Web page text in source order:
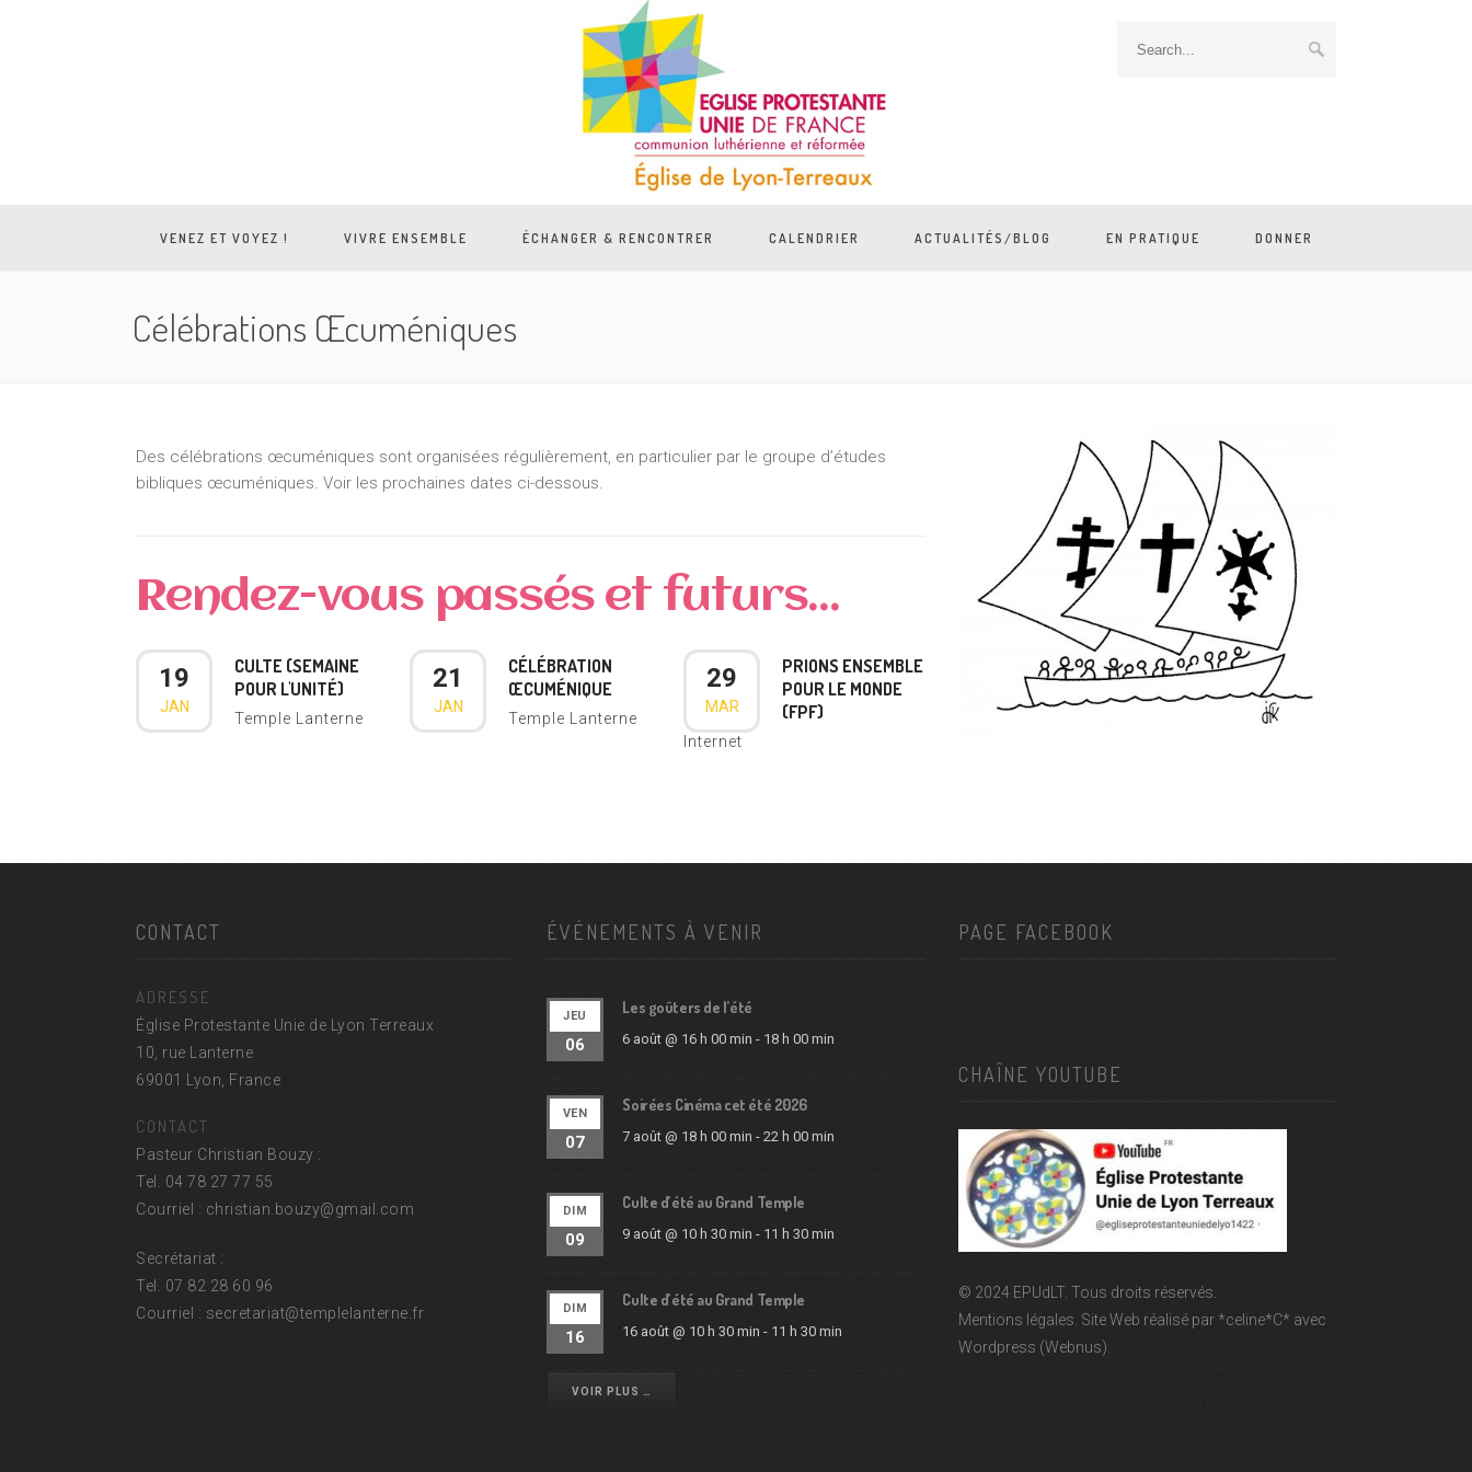
VENEZ ET VOYEZ ! VIVRE ENSEMBLE ÉCHANGER & RENCONTRER CALENDRIER ACTUALITÉS/BLOG EN PRATIQUE DONNER
Célébrations Œcuméniques
Des célébrations œcuméniques sont organisées régulièrement, en particulier par le groupe d’études
bibliques œcuméniques. Voir les prochaines dates ci-dessous.
Rendez-vous passés et futurs...
19
JAN
CULTE (SEMAINE
POUR L'UNITÉ)
Temple Lanterne
21
JAN
CÉLÉBRATION
ŒCUMÉNIQUE
Temple Lanterne
29
MAR
PRIONS ENSEMBLE
POUR LE MONDE
(FPF)
Internet
CONTACT
ADRESSE
Église Protestante Unie de Lyon Terreaux
10, rue Lanterne
69001 Lyon, France
CONTACT
Pasteur Christian Bouzy :
Tel. 04 78 27 77 55
Courriel : christian.bouzy@gmail.com
Secrétariat :
Tel. 07 82 28 60 96
Courriel : secretariat@templelanterne.fr
ÉVÉNEMENTS À VENIR
JEU
06
Les goûters de l’été
6 août @ 16 h 00 min - 18 h 00 min
VEN
07
Soirées Cinéma cet été 2026
7 août @ 18 h 00 min -22 h 00 min
DIM
09
Culte d’été au Grand Temple
9 août @ 10 h 30 min - 11 h 30 min
DIM
16
Culte d’été au Grand Temple
16 août @ 10 h 30 min - 11 h 30 min
VOIR PLUS …
PAGE FACEBOOK
CHAÎNE YOUTUBE
© 2024 EPUdLT. Tous droits réservés.
Mentions légales. Site Web réalisé par *celine*C* avec
Wordpress (Webnus).